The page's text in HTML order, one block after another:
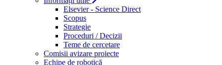
Elsevier - Science Direct
Scopus
Strategie
Proceduri / Decizii
Teme de cercetare
Comisii avizare proiecte
Echipe de robotică